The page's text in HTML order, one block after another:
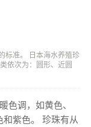
标准。 日本海水养殖珍
依次为：圆形、近圆
色调，如黄色、
紫色。 珍珠有从